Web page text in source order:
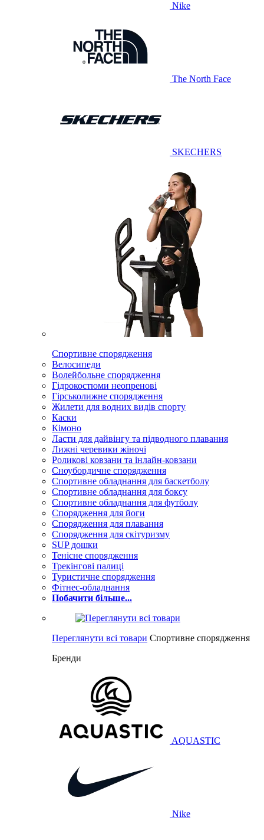
Nike
The North Face
SKECHERS
Спортивне спорядження
Велосипеди
Волейбольне спорядження
Гідрокостюми неопренові
Гірськолижне спорядження
Жилети для водних видів спорту
Каски
Кімоно
Ласти для дайвінгу та підводного плавання
Лижні черевики жіночі
Роликові ковзани та інлайн-ковзани
Сноубордичне спорядження
Спортивне обладнання для баскетболу
Спортивне обладнання для боксу
Спортивне обладнання для футболу
Спорядження для йоги
Спорядження для плавання
Спорядження для скітуризму
SUP дошки
Тенісне спорядження
Трекінгові палиці
Туристичне спорядження
Фітнес-обладнання
Побачити більше...
Переглянути всі товари Спортивне спорядження
Бренди
AQUASTIC
Nike